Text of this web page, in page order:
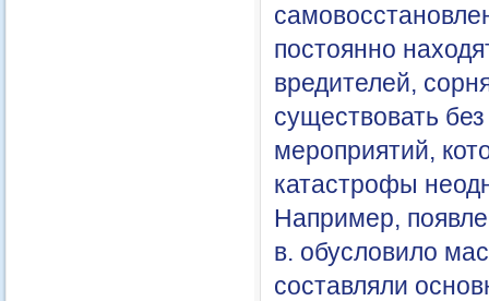
постоянно
вредителей,
существовать
мероприятий,
катастрофы
Например,
в. обусловило
составляли